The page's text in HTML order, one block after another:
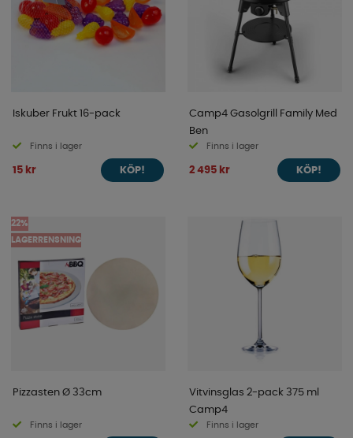
Iskuber Frukt 16-pack
Finns i lager
15 kr KÖP!
Camp4 Gasolgrill Family Med
Ben
Finns i lager
2 495 kr KÖP!
22%
LAGERRENSNING
Pizzasten Ø 33cm
Finns i lager
Vitvinsglas 2-pack 375 ml
Camp4
Finns i lager